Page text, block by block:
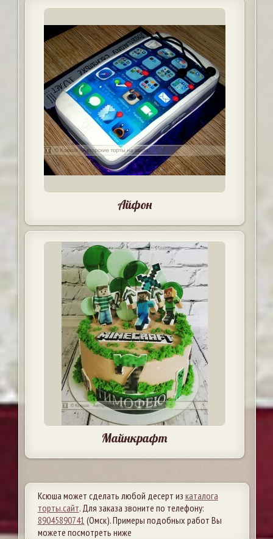
Айфон
Майнкрафт
Ксюша может сделать любой десерт из каталога
торты.сайт. Для заказа звоните по телефону:
89045890741 (Омск). Примеры подобных работ Вы
можете посмотреть ниже